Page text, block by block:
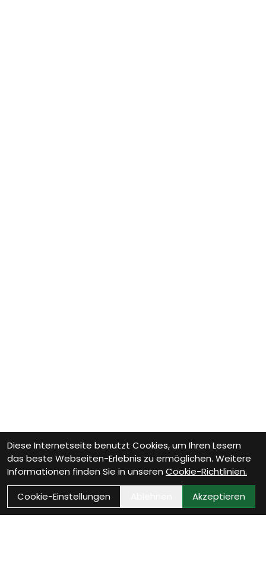
Diese Internetseite benutzt Cookies, um Ihren Lesern
das beste Webseiten-Erlebnis zu ermöglichen. Weitere
Informationen finden Sie in unseren Cookie-Richtlinien.
Cookie-Einstellungen
Akzeptieren